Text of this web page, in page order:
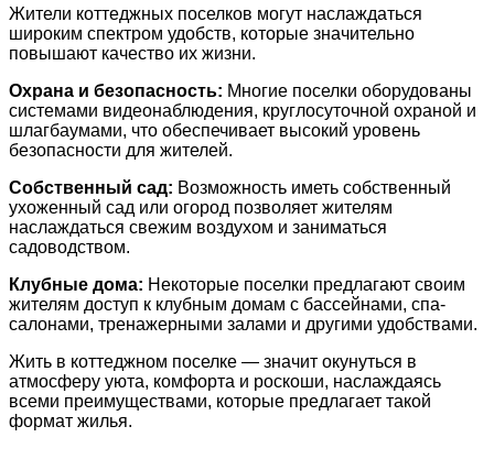
Жители коттеджных поселков могут наслаждаться
широким спектром удобств, которые значительно
повышают качество их жизни.
Охрана и безопасность: Многие поселки оборудованы
системами видеонаблюдения, круглосуточной охраной и
шлагбаумами, что обеспечивает высокий уровень
безопасности для жителей.
Собственный сад: Возможность иметь собственный
ухоженный сад или огород позволяет жителям
наслаждаться свежим воздухом и заниматься
садоводством.
Клубные дома: Некоторые поселки предлагают своим
жителям доступ к клубным домам с бассейнами, спа-
салонами, тренажерными залами и другими удобствами.
Жить в коттеджном поселке — значит окунуться в
атмосферу уюта, комфорта и роскоши, наслаждаясь
всеми преимуществами, которые предлагает такой
формат жилья.